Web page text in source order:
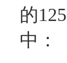
的
中：